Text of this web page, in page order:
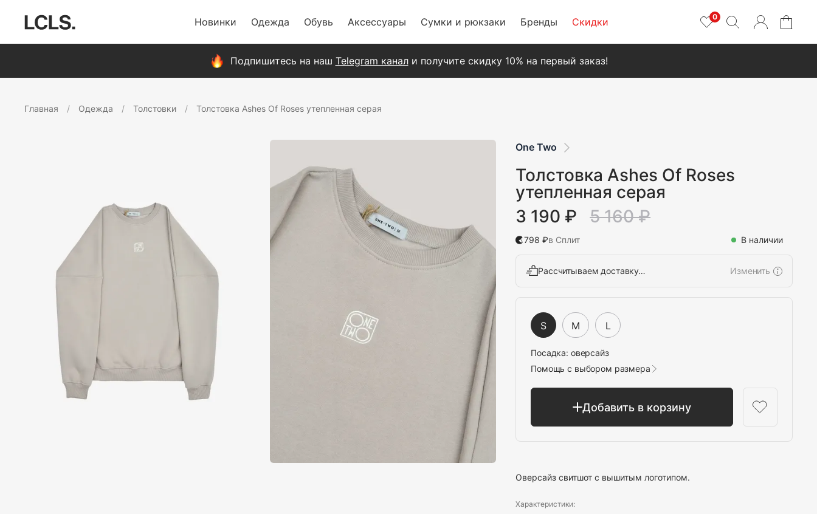
0
Новинки Одежда Обувь Аксессуары Сумки и рюкзаки Бренды Скидки
Подпишитесь на наш Telegram канали получите скидку 10% на первый заказ!
Главная Одежда Толстовки Толстовка Ashes Of Roses утепленная серая
One Two
Толстовка Ashes Of Roses
утепленная серая
3 190 ₽
5 160 ₽
798 ₽в Сплит В наличии
Рассчитываем доставку… Изменить
Добавить в корзину
Посадка: оверсайз
Помощь с выбором размера
S M L
Оверсайз свитшот с вышитым логотипом.
Характеристики: